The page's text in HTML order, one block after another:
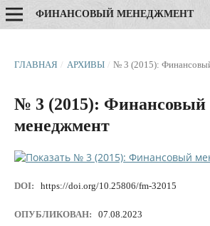
ФИНАНСОВЫЙ МЕНЕДЖМЕНТ
ГЛАВНАЯ / АРХИВЫ / № 3 (2015):
№ 3 (2015): Финансовый
менеджмент
DOI: https://doi.org/10.25806/fm-32015
ОПУБЛИКОВАН: 07.08.2023